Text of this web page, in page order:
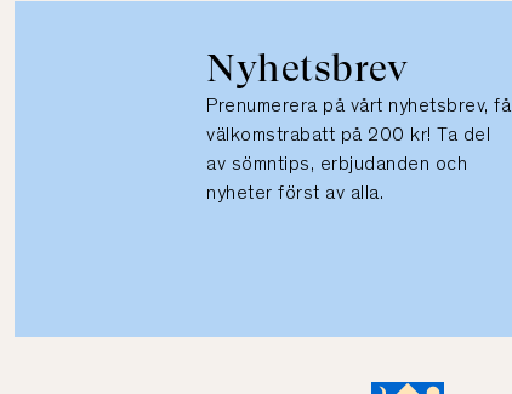
Nyhetsbrev
Prenumerera på vårt nyhetsbrev, få
välkomstrabatt på 200 kr! Ta del
av sömntips, erbjudanden och
nyheter först av alla.